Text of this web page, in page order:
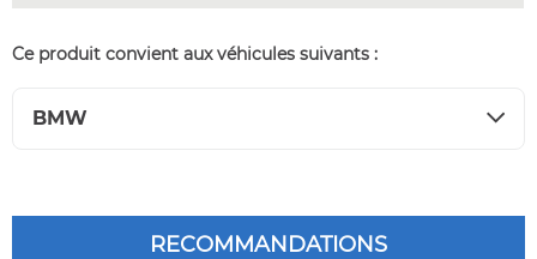
Ce produit convient aux véhicules suivants :
BMW
RECOMMANDATIONS